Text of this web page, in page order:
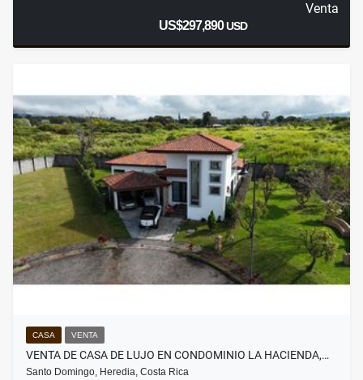
Venta
US$297,890USD
CASA VENTA
VENTA DE CASA DE LUJO EN CONDOMINIO LA HACIENDA,…
Santo Domingo, Heredia, Costa Rica